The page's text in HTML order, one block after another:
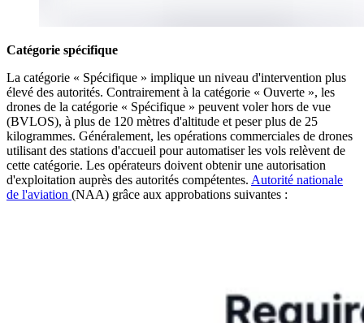
Catégorie spécifique
La catégorie « Spécifique » implique un niveau d'intervention plus
élevé des autorités. Contrairement à la catégorie « Ouverte », les
drones de la catégorie « Spécifique » peuvent voler hors de vue
(BVLOS), à plus de 120 mètres d'altitude et peser plus de 25
kilogrammes. Généralement, les opérations commerciales de drones
utilisant des stations d'accueil pour automatiser les vols relèvent de
cette catégorie. Les opérateurs doivent obtenir une autorisation
d'exploitation auprès des autorités compétentes. Autorité nationale
de l'aviation (NAA) grâce aux approbations suivantes :